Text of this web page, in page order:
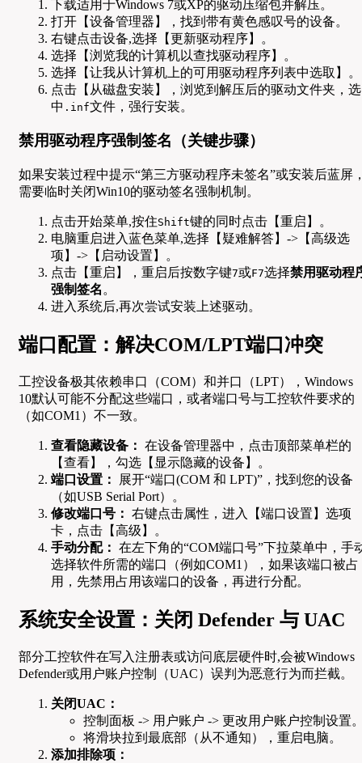
下载适用于Windows 7或XP的驱动压缩包并解压。
打开【设备管理器】，找到带有黄色感叹号的设备。
右键点击设备,选择【更新驱动程序】。
选择【浏览我的计算机以查找驱动程序】。
选择【让我从计算机上的可用驱动程序列表中选取】。
点击【从磁盘安装】，浏览到解压后的驱动文件夹，选
中 .inf文件，强行安装。
禁用驱动程序强制签名（关键步骤）
如果安装过程中提示“第三方驱动程序未签名”或安装后蓝屏
需要临时关闭Win10的驱动签名强制机制。
点击开始菜单,按住Shift键的同时点击【重启】。
电脑重启进入蓝色菜单,选择【疑难解答】->【高级选
项】->【启动设置】。
点击【重启】，重启后按数字键7或F7选择禁用驱动程
强制签名 。
进入系统后,再次尝试安装上述驱动。
端口配置：解决COM/LPT端口冲突
工控设备极其依赖串口（COM）和并口（LPT），Windows
10默认可能不分配这些端口，或者端口号与工控软件要求的
（如COM1）不一致。
查看隐藏设备： 在设备管理器中，点击顶部菜单栏的
【查看】，勾选【显示隐藏的设备】。
端口设置：
展开“端口(COM 和 LPT)”，找到您的设备
（如USB Serial Port）。
修改端口号： 右键点击属性，进入【端口设置】选项
卡，点击【高级】。
手动分配： 在左下角的“COM端口号”下拉菜单中，手
选择软件所需的端口（例如COM1），如果该端口被占
用，先禁用占用该端口的设备，再进行分配。
系统安全设置：关闭 Defender 与 UAC
部分工控软件在写入注册表或访问底层硬件时,会被Windows
Defender或用户账户控制（UAC）误判为恶意行为而拦截。
关闭UAC：
控制面板 -> 用户账户 -> 更改用户账户控制设置
将滑块拉到最底部（从不通知），重启电脑。
添加排除项：